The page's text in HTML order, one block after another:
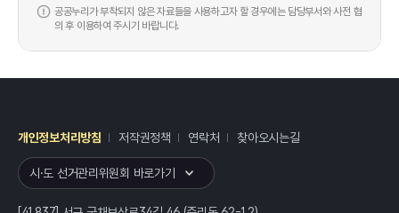
공공누리가 부착되지 않은 자료들을 사용하고자 할 경우에는 담당부서와 사전 협
의 후 이용하여 주시기 바랍니다.
개인정보처리방침 저작권정책 연락처 찾아오시는길
시·도 선거관리위원회 바로가기